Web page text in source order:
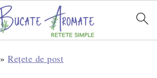
»Rețete de post